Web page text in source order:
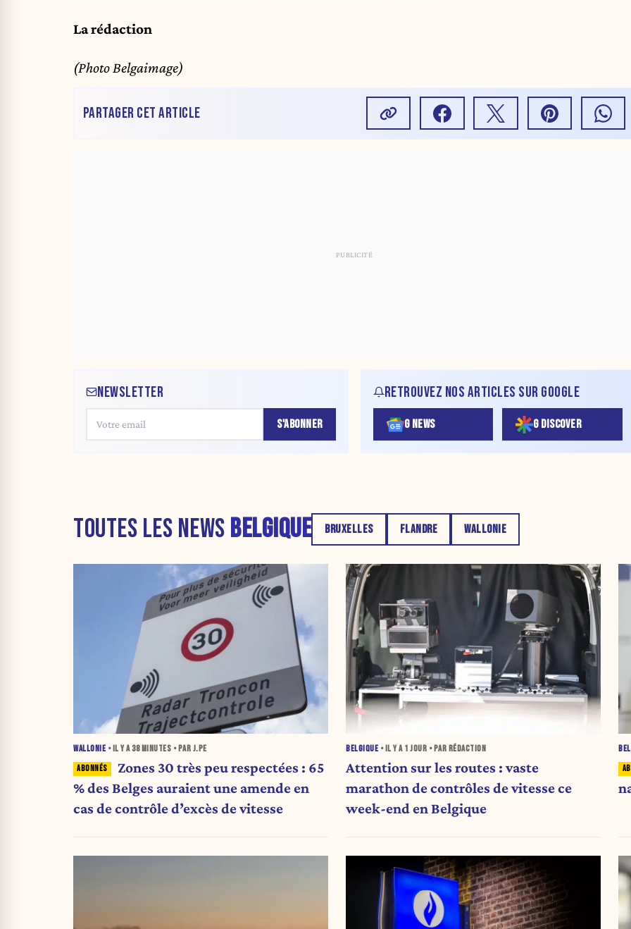
La rédaction
(Photo Belgaimage)
PARTAGER CET ARTICLE
NEWSLETTER
S'ABONNER
RETROUVEZ NOS ARTICLES SUR GOOGLE
G NEWS G DISCOVER
TOUTES LES NEWS BELGIQUE BRUXELLES FLANDRE WALLONIE
WALLONIE • IL Y A38 MINUTES • PAR J.PE
Zones 30 très peu respectées : 65
% des Belges auraient une amende en
cas de contrôle d’excès de vitesse
BELGIQUE • IL Y A 1 JOUR • PAR RÉDACTION
Attention sur les routes : vaste
marathon de contrôles de vitesse ce
week-end en Belgique